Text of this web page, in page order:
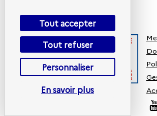
Tout accepter
Tout refuser
Personnaliser
En savoir plus